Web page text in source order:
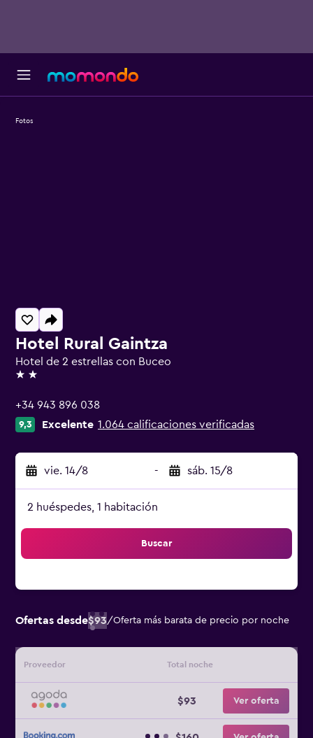
Hotel Rural Gaintza
Hotel de 2 estrellas con Buceo
2 estrellas
+34 943 896 038
9,3 Excelente 1.064 calificaciones verificadas
vie. 14/8 - sáb. 15/8
2 huéspedes, 1 habitación
Buscar
Ofertas desde$93/Oferta más barata de precio por noche
Proveedor Total noche
$93 Ver oferta
Fotos